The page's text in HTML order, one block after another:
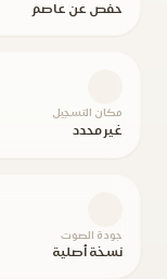
حفص عن عاصم
مكان التسجيل
غير محدد
جودة الصوت
نسخة أصلية